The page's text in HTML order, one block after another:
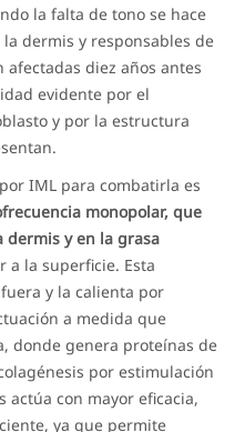
la falta de tono se hace
dermis y responsables de
diez años antes
evidente por el
y por la estructura
IML para combatirla es
monopolar, que
dermis y en la grasa
a la superficie. Esta
y la calienta por
a medida que
donde genera proteínas de
por estimulación
actúa con mayor eficacia,
ya que permite